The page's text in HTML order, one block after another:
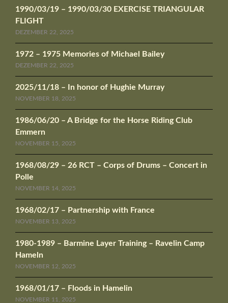
1990/03/19 – 1990/03/30 EXERCISE TRIANGULAR
FLIGHT
DEZEMBER 22, 2025
1972 – 1975 Memories of Michael Bailey
DEZEMBER 22, 2025
2025/11/18 – In honor of Hughie Murray
NOVEMBER 18, 2025
1986/06/20 – A Bridge for the Horse Riding Club
Emmern
NOVEMBER 15, 2025
1968/08/29 – 26 RCT – Corps of Drums – Concert in
Polle
NOVEMBER 14, 2025
1968/02/17 – Partnership with France
NOVEMBER 13, 2025
1980-1989 – Barmine Layer Training – Ravelin Camp
Hameln
NOVEMBER 12, 2025
1968/01/17 – Floods in Hamelin
NOVEMBER 11, 2025